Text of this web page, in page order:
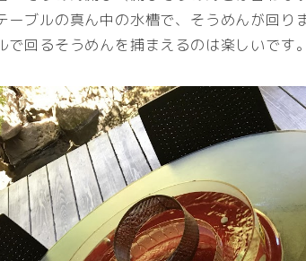
ーブルの真ん中の水槽で、そうめんが回り
で回るそうめんを捕まえるのは楽しいです。